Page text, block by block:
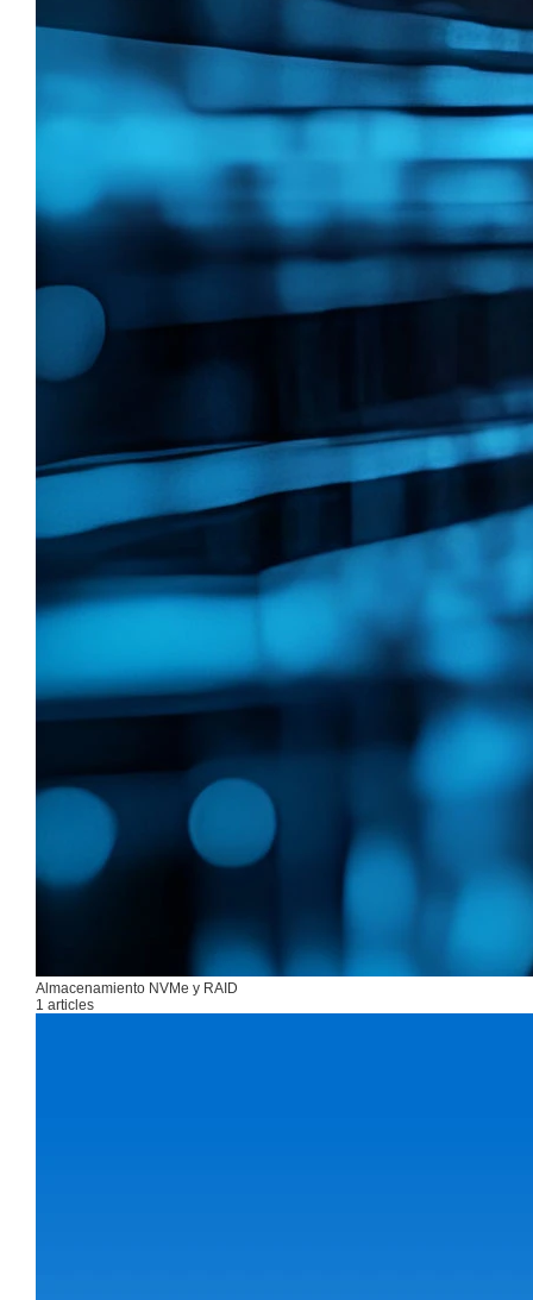
Almacenamiento NVMe y RAID
1 articles